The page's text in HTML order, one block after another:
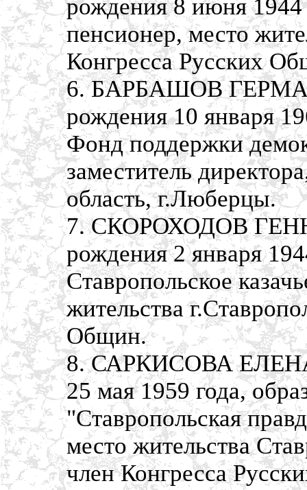
рождения 8 июня 1944
пенсионер, место
Конгресса Русских
6. БАРБАШОВ
рождения 10 января
Фонд поддержки
заместитель
область, г.Люберцы.
7. СКОРОХОДОВ
рождения 2 января
Ставропольское
жительства
Общин.
8. САРКИСОВА
25 мая 1959 года,
"Ставропольская
место жительства
член Конгресса